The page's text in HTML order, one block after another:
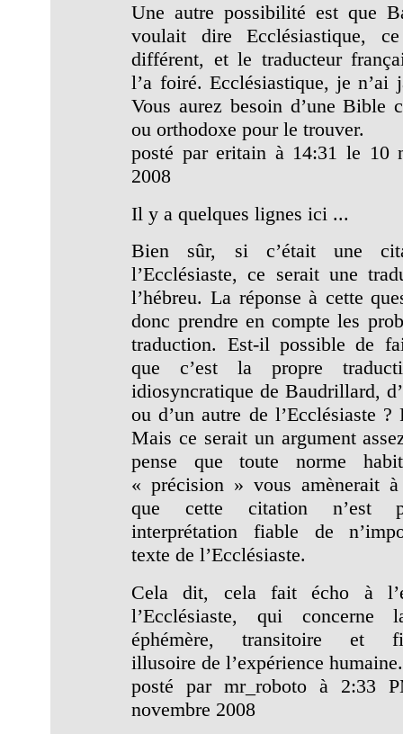
Une autre possibilité est que
voulait dire Ecclésiastique,
différent, et le traducteur
l’a foiré. Ecclésiastique, je n’ai
Vous aurez besoin d’une Bible
ou orthodoxe pour le trouver.
posté par eritain à 14:31 le 10
2008
Il y a quelques lignes ici ...
Bien sûr, si c’était une
l’Ecclésiaste, ce serait une
l’hébreu. La réponse à cette
donc prendre en compte les
traduction. Est-il possible de
que c’est la propre
idiosyncratique de Baudrillard,
ou d’un autre de l’Ecclésiaste ?
Mais ce serait un argument
pense que toute norme
« précision » vous amènerait
que cette citation n’est
interprétation fiable de
texte de l’Ecclésiaste.
Cela dit, cela fait écho à
l’Ecclésiaste, qui concerne
éphémère, transitoire et
illusoire de l’expérience humaine.
posté par mr_roboto à 2:33
novembre 2008